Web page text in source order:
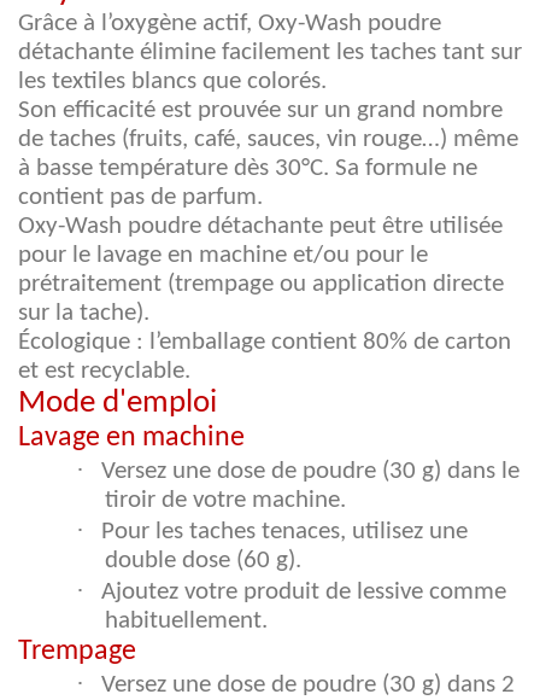
Grâce à l’oxygène actif, Oxy-Wash poudre
détachante élimine facilement les taches tant sur
les textiles blancs que colorés.
Son efficacité est prouvée sur un grand nombre
de taches (fruits, café, sauces, vin rouge…) même
à basse température dès 30°C. Sa formule ne
contient pas de parfum.
Oxy-Wash poudre détachante peut être utilisée
pour le lavage en machine et/ou pour le
prétraitement (trempage ou application directe
sur la tache).
Écologique : l’emballage contient 80% de carton
et est recyclable.
Mode d'emploi
Lavage en machine
·
Versez une dose de poudre (30 g) dans le
tiroir de votre machine.
·
Pour les taches tenaces, utilisez une
double dose (60 g).
·
Ajoutez votre produit de lessive comme
habituellement.
Trempage
·
Versez une dose de poudre (30 g) dans 2